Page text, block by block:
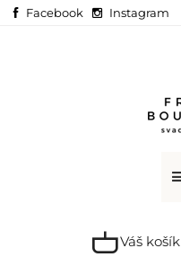
Facebook Instagram
Váš košík